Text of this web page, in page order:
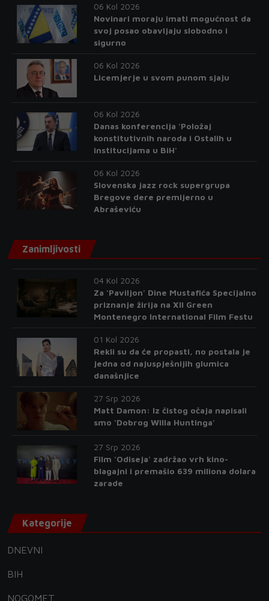
06 Kol 2026
Novinari moraju imati mogućnost da
svoj posao obavljaju slobodno i
sigurno
06 Kol 2026
Licemjerje u svom punom sjaju
06 Kol 2026
Danas konferencija 'Položaj
konstitutivnih naroda i Ostalih u
institucijama u BiH'
06 Kol 2026
Slovenska jazz rock supergrupa
Bregove dere premijerno u
Abraševiću
Zanimljivosti
04 Kol 2026
Za 'Paviljon' Dine Mustafića Specijalno
priznanje žirija na XII Green
Montenegro International Film Festu
01 Kol 2026
Rekli su da će propasti, no postala je
jedna od najuspješnijih glumica
današnjice
27 Srp 2026
Matt Damon: Iz čistog očaja napisali
smo 'Dobrog Willa Huntinga'
27 Srp 2026
Film 'Odiseja' zadržao vrh kino-
blagajni i premašio 639 miliona dolara
zarade
Kategorije
DNEVNI
BIH
NOGOMET